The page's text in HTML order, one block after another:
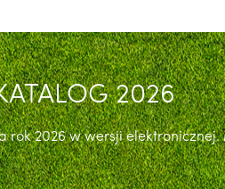
2026
rok 2026 w wersji